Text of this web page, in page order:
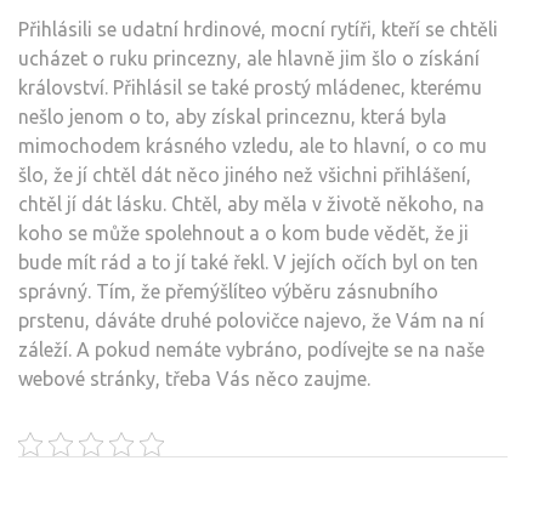
Přihlásili se udatní hrdinové, mocní rytíři, kteří se chtěli
ucházet o ruku princezny, ale hlavně jim šlo o získání
království. Přihlásil se také prostý mládenec, kterému
nešlo jenom o to, aby získal princeznu, která byla
mimochodem krásného vzledu, ale to hlavní, o co mu
šlo, že jí chtěl dát něco jiného než všichni přihlášení,
chtěl jí dát lásku. Chtěl, aby měla v životě někoho, na
koho se může spolehnout a o kom bude vědět, že ji
bude mít rád a to jí také řekl. V jejích očích byl on ten
správný. Tím, že přemýšlíteo výběru zásnubního
prstenu, dáváte druhé polovičce najevo, že Vám na ní
záleží. A pokud nemáte vybráno, podívejte se na naše
webové stránky, třeba Vás něco zaujme.